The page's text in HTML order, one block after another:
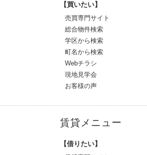
【買いたい】
売買専門サイト
総合物件検索
学区から検索
町名から検索
Webチラシ
現地見学会
お客様の声
賃貸メニュー
【借りたい】